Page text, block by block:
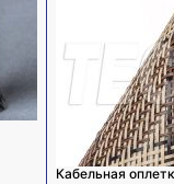
Кабельная